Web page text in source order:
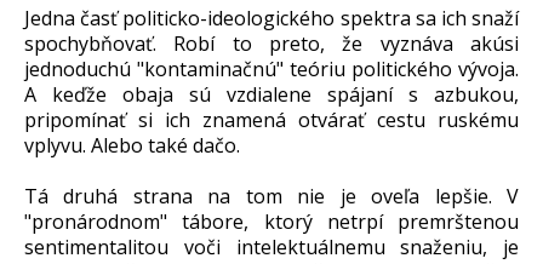
Jedna časť politicko-ideologického spektra sa ich snaží
spochybňovať. Robí to preto, že vyznáva akúsi
jednoduchú "kontaminačnú" teóriu politického vývoja.
A keďže obaja sú vzdialene spájaní s azbukou,
pripomínať si ich znamená otvárať cestu ruskému
vplyvu. Alebo také dačo.
Tá druhá strana na tom nie je oveľa lepšie. V
"pronárodnom" tábore, ktorý netrpí premrštenou
sentimentalitou voči intelektuálnemu snaženiu, je